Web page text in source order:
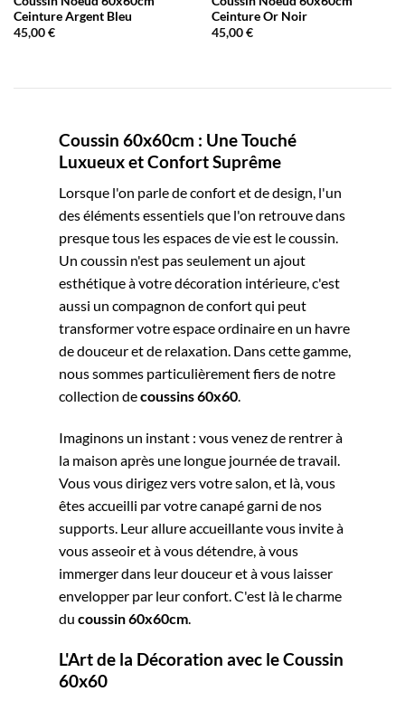
Ceinture Argent Bleu
45,00€
Ceinture Or Noir
45,00€
Coussin 60x60cm : Une Touché
Luxueux et Confort Suprême
Lorsque l'on parle de confort et de design, l'un
des éléments essentiels que l'on retrouve dans
presque tous les espaces de vie est le coussin.
Un coussin n'est pas seulement un ajout
esthétique à votre décoration intérieure, c'est
aussi un compagnon de confort qui peut
transformer votre espace ordinaire en un havre
de douceur et de relaxation. Dans cette gamme,
nous sommes particulièrement fiers de notre
collection decoussins 60x60.
Imaginons un instant : vous venez de rentrer à
la maison après une longue journée de travail.
Vous vous dirigez vers votre salon, et là, vous
êtes accueilli par votre canapé garni de nos
supports. Leur allure accueillante vous invite à
vous asseoir et à vous détendre, à vous
immerger dans leur douceur et à vous laisser
envelopper par leur confort. C'est là le charme
du coussin 60x60cm.
L'Art de la Décoration avec le Coussin
60x60